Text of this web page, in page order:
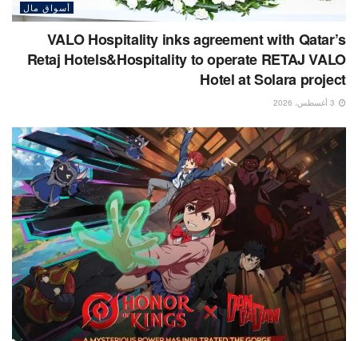
أسواق مال
VALO Hospitality inks agreement with Qatar’s
Retaj Hotels&Hospitality to operate RETAJ VALO
Hotel at Solara project